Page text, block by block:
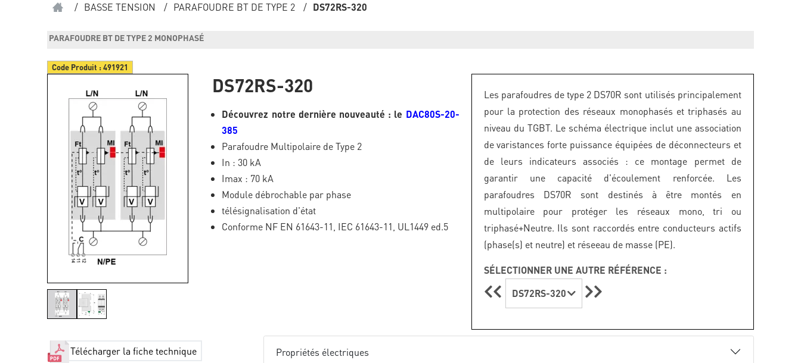
/ BASSE TENSION / PARAFOUDRE BT DE TYPE 2 / DS72RS-320
PARAFOUDRE BT DE TYPE 2 MONOPHASÉ
Code Produit :491921
DS72RS-320
Découvrez notre dernière nouveauté : le DAC80S-20-
385
Parafoudre Multipolaire de Type 2
In : 30 kA
Imax : 70 kA
Module débrochable par phase
télésignalisation d'état
Conforme NF EN 61643-11, IEC 61643-11, UL1449 ed.5
Les parafoudres de type 2 DS70R sont utilisés principalement
pour la protection des réseaux monophasés et triphasés au
niveau du TGBT. Le schéma électrique inclut une association
de varistances forte puissance équipées de déconnecteurs et
de leurs indicateurs associés : ce montage permet de
garantir une capacité d'écoulement renforcée. Les
parafoudres DS70R sont destinés à être montés en
multipolaire pour protéger les réseaux mono, tri ou
triphasé+Neutre. Ils sont raccordés entre conducteurs actifs
(phase(s) et neutre) et réseeau de masse (PE).
SÉLECTIONNER UNE AUTRE RÉFÉRENCE :
DS72RS-320
Télécharger la fiche technique Propriétés électriques